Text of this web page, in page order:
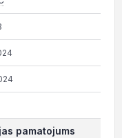
pamatojums